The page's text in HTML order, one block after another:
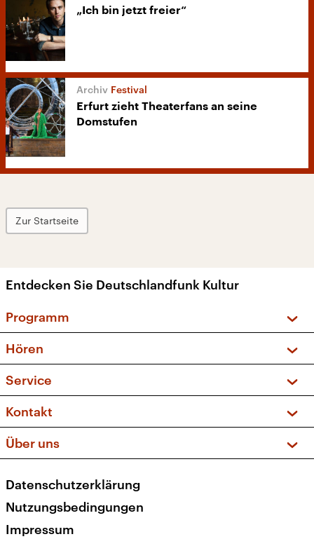
„Ich bin jetzt freier“
Festival
Erfurt zieht Theaterfans an seine
Domstufen
Zur Startseite
Entdecken Sie Deutschlandfunk Kultur
Programm
Sendungen und Podcasts
Musikliste
Kakadu – Das Kinderprogramm
Hören
Frequenzen (UKW + DAB+)
Service
FAQ
Apps
Newsletter
Veranstaltungen
Kontakt
Social Media
Über uns
Presse
Karriere
Datenschutzerklärung
Nutzungsbedingungen
Impressum